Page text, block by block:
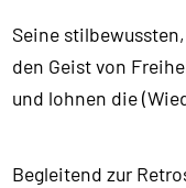
Seine
den Geist von
und lohnen die
Begleitend zur